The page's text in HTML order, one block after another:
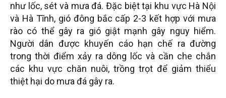
như lốc, sét và mưa đá. Đặc biệt tại khu vực Hà Nội
và Hà Tĩnh, gió đông bắc cấp 2-3 kết hợp với mưa
rào có thể gây ra gió giật mạnh gây nguy hiểm.
Người dân được khuyến cáo hạn chế ra đường
trong thời điểm xảy ra dông lốc và cần che chắn
các khu vực chăn nuôi, trồng trọt để giảm thiểu
thiệt hại do mưa đá gây ra.